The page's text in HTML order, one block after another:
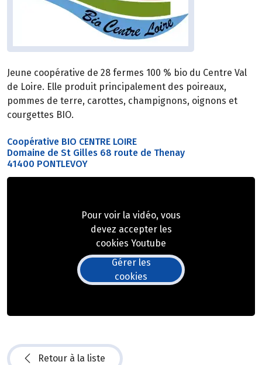
Jeune coopérative de 28 fermes 100 % bio du Centre Val
de Loire. Elle produit principalement des poireaux,
pommes de terre, carottes, champignons, oignons et
courgettes BIO.
Coopérative BIO CENTRE LOIRE
Domaine de St Gilles 68 route de Thenay
41400 PONTLEVOY
Pour voir la vidéo, vous
devez accepter les
cookies Youtube
Gérer les
cookies
Retour à la liste